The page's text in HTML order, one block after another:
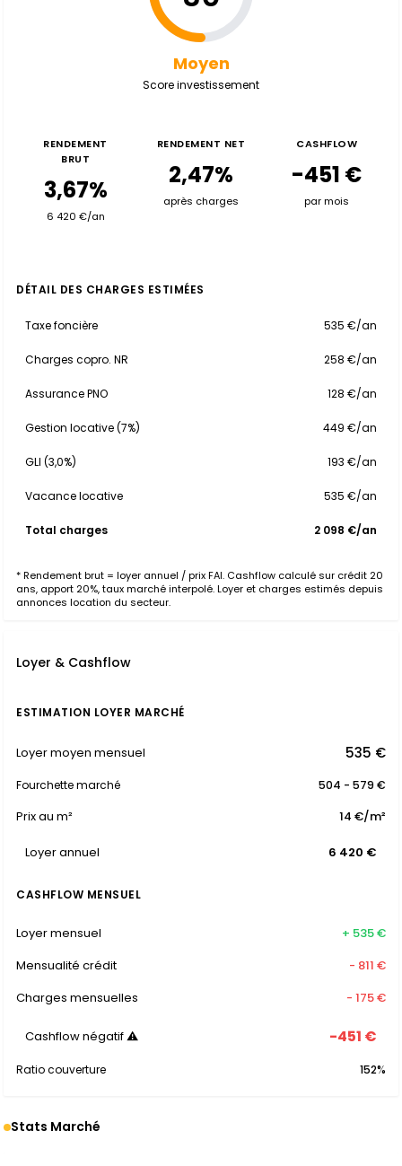
Moyen
Score investissement
RENDEMENT
BRUT
3,67%
6 420 €/an
RENDEMENT NET
2,47%
après charges
CASHFLOW
-451 €
par mois
DÉTAIL DES CHARGES ESTIMÉES
Taxe foncière 535 €/an
Charges copro. NR 258 €/an
Assurance PNO 128 €/an
Gestion locative (7%) 449 €/an
GLI (3,0%) 193 €/an
Vacance locative 535 €/an
Total charges 2 098 €/an
* Rendement brut = loyer annuel / prix FAI. Cashflow calculé sur crédit 20
ans, apport 20%, taux marché interpolé. Loyer et charges estimés depuis
annonces location du secteur.
Loyer & Cashflow
ESTIMATION LOYER MARCHÉ
Loyer moyen mensuel 535 €
Fourchette marché 504 - 579 €
Prix au m² 14 €/m²
Loyer annuel 6 420 €
CASHFLOW MENSUEL
Loyer mensuel
+ 535 €
Mensualité crédit
- 811 €
Charges mensuelles
- 175 €
Cashflow négatif ⚠ -451 €
Ratio couverture 152%
Stats Marché